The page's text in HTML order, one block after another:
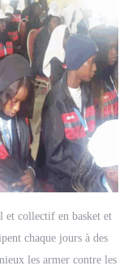
et collectif en basket et
chaque jours à des
les armer contre les